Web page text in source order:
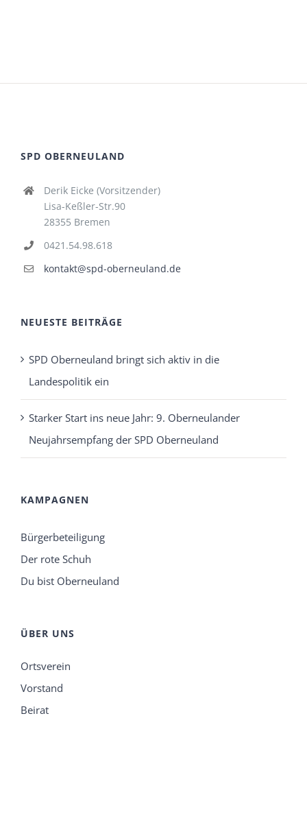
SPD OBERNEULAND
Derik Eicke (Vorsitzender)
Lisa-Keßler-Str.90
28355 Bremen
0421.54.98.618
kontakt@spd-oberneuland.de
NEUESTE BEITRÄGE
SPD Oberneuland bringt sich aktiv in die
Landespolitik ein
Starker Start ins neue Jahr: 9. Oberneulander
Neujahrsempfang der SPD Oberneuland
KAMPAGNEN
Bürgerbeteiligung
Der rote Schuh
Du bist Oberneuland
ÜBER UNS
Ortsverein
Vorstand
Beirat